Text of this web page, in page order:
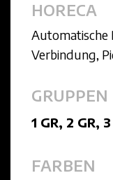
HORECA
Automatische
Verbindung,
GRUPPEN
1 GR, 2 GR,
FARBEN